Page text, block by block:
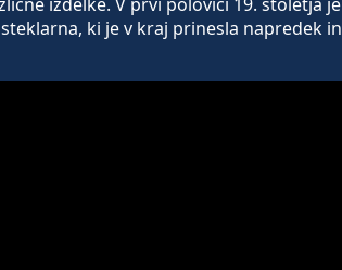
ki je v kraj prinesla napredek in